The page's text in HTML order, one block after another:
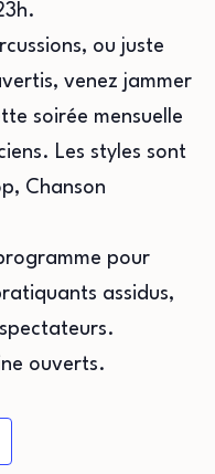
ou juste
venez jammer
soirée mensuelle
Les styles sont
Chanson
pour
assidus,
ouverts.